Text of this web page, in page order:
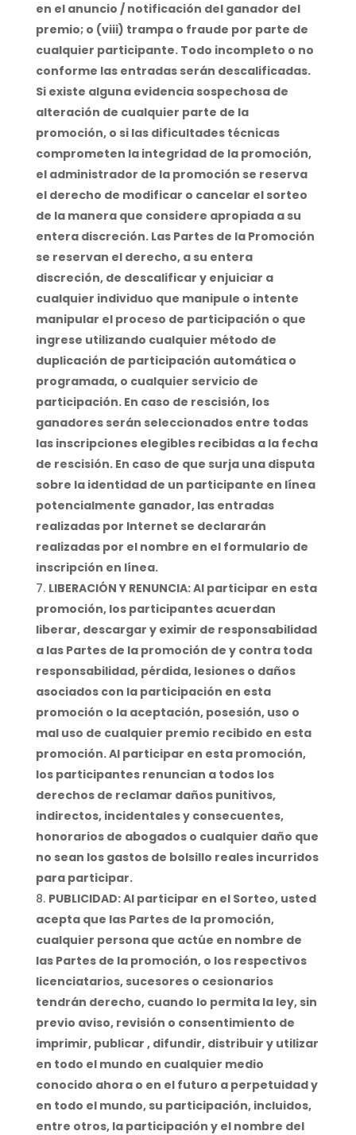
en el anuncio / notificación del ganador del
premio; o (viii) trampa o fraude por parte de
cualquier participante. Todo incompleto o no
conforme las entradas serán descalificadas.
Si existe alguna evidencia sospechosa de
alteración de cualquier parte de la
promoción, o si las dificultades técnicas
comprometen la integridad de la promoción,
el administrador de la promoción se reserva
el derecho de modificar o cancelar el sorteo
de la manera que considere apropiada a su
entera discreción. Las Partes de la Promoción
se reservan el derecho, a su entera
discreción, de descalificar y enjuiciar a
cualquier individuo que manipule o intente
manipular el proceso de participación o que
ingrese utilizando cualquier método de
duplicación de participación automática o
programada, o cualquier servicio de
participación. En caso de rescisión, los
ganadores serán seleccionados entre todas
las inscripciones elegibles recibidas a la fecha
de rescisión. En caso de que surja una disputa
sobre la identidad de un participante en línea
potencialmente ganador, las entradas
realizadas por Internet se declararán
realizadas por el nombre en el formulario de
inscripción en línea.
LIBERACIÓN Y RENUNCIA: Al participar en esta
promoción, los participantes acuerdan
liberar, descargar y eximir de responsabilidad
a las Partes de la promoción de y contra toda
responsabilidad, pérdida, lesiones o daños
asociados con la participación en esta
promoción o la aceptación, posesión, uso o
mal uso de cualquier premio recibido en esta
promoción. Al participar en esta promoción,
los participantes renuncian a todos los
derechos de reclamar daños punitivos,
indirectos, incidentales y consecuentes,
honorarios de abogados o cualquier daño que
no sean los gastos de bolsillo reales incurridos
para participar.
PUBLICIDAD: Al participar en el Sorteo, usted
acepta que las Partes de la promoción,
cualquier persona que actúe en nombre de
las Partes de la promoción, o los respectivos
licenciatarios, sucesores o cesionarios
tendrán derecho, cuando lo permita la ley, sin
previo aviso, revisión o consentimiento de
imprimir, publicar , difundir, distribuir y utilizar
en todo el mundo en cualquier medio
conocido ahora o en el futuro a perpetuidad y
en todo el mundo, su participación, incluidos,
entre otros, la participación y el nombre del